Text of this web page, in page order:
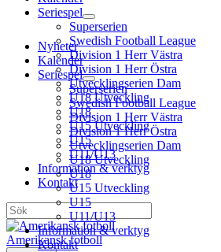
Seriespel
Superserien
Swedish Football League
Division 1 Herr Västra
Division 1 Herr Östra
Utvecklingserien Dam
U18 Utveckling
U18
U15 Utveckling
U15
U11/U13
Information & verktyg
Kontakt
Sök
Amerikansk fotboll
Nyheter
Kalender
Seriespel
Superserien
Swedish Football League
Division 1 Herr Västra
Division 1 Herr Östra
Utvecklingserien Dam
U18 Utveckling
U18
U15 Utveckling
U15
U11/U13
Information & verktyg
Kontakt